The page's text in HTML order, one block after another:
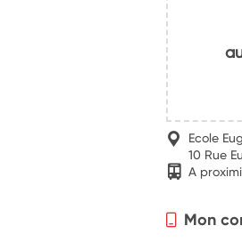
Ecole
10 Rue
A
Mon